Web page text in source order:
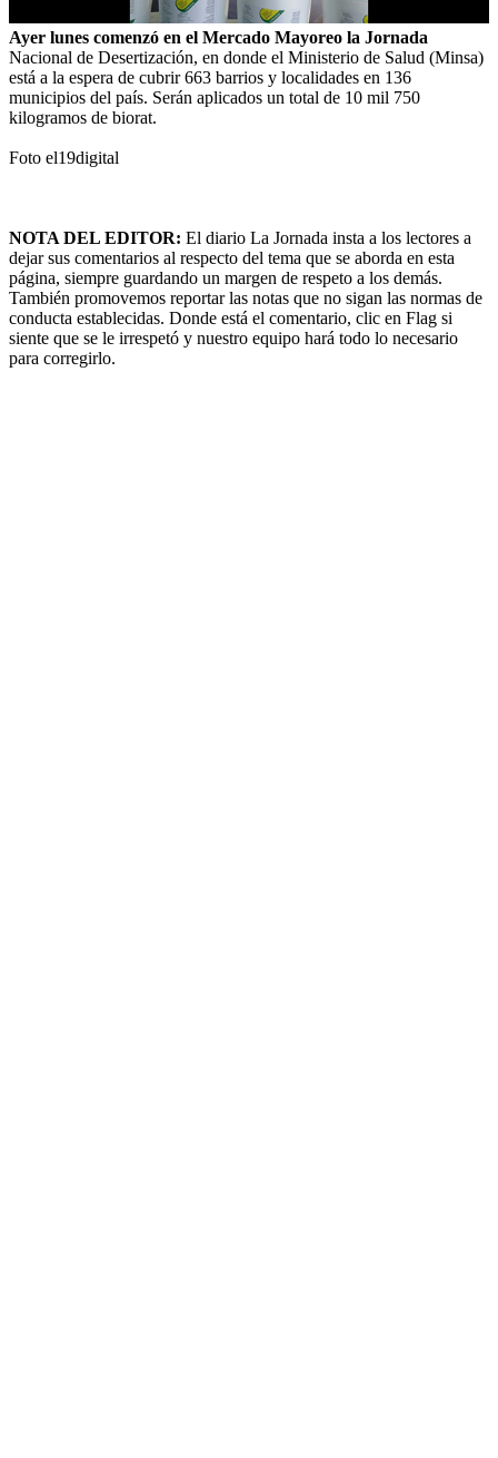
Ayer lunes comenzó en el Mercado Mayoreo la Jornada
Nacional de Desertización, en donde el Ministerio de Salud (Minsa)
está a la espera de cubrir 663 barrios y localidades en 136
municipios del país. Serán aplicados un total de 10 mil 750
kilogramos de biorat.
Foto el19digital
NOTA DEL EDITOR: El diario La Jornada insta a los lectores a
dejar sus comentarios al respecto del tema que se aborda en esta
página, siempre guardando un margen de respeto a los demás.
También promovemos reportar las notas que no sigan las normas de
conducta establecidas. Donde está el comentario, clic en Flag si
siente que se le irrespetó y nuestro equipo hará todo lo necesario
para corregirlo.